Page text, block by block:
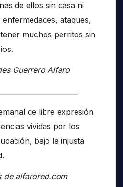
de ellos sin casa ni
ataques,
muchos perritos sin
Guerrero Alfaro
de libre expresión
vividas por los
bajo la injusta
de alfarored.com